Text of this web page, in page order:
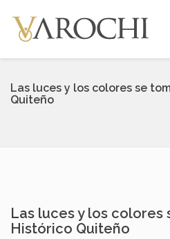
Las luces y los colores se
Quiteño
Las luces y los colores
Histórico Quiteño